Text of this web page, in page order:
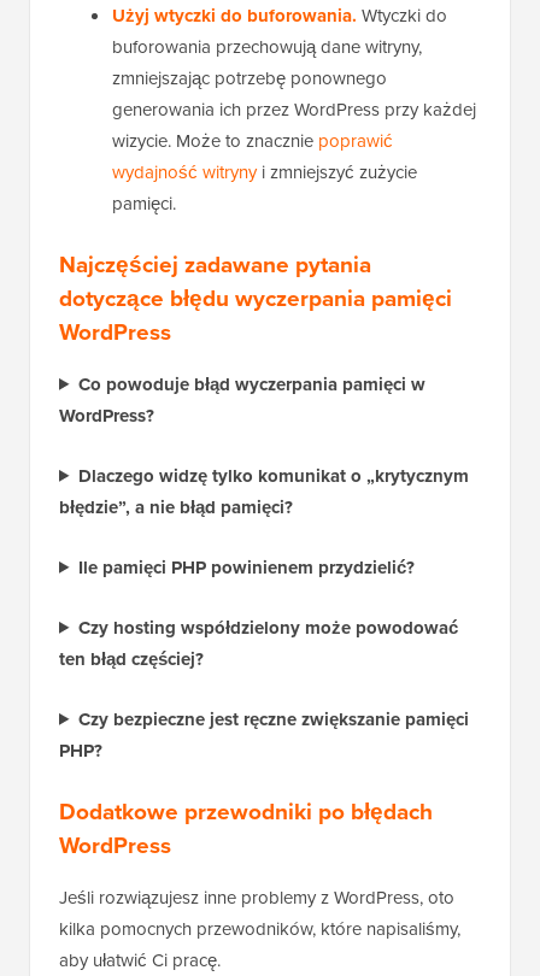
Użyj wtyczki do buforowania. Wtyczki do
buforowania przechowują dane witryny,
zmniejszając potrzebę ponownego
generowania ich przez WordPress przy każdej
wizycie. Może to znacznie poprawić
wydajność witrynyi zmniejszyć zużycie
pamięci.
Najczęściej zadawane pytania
dotyczące błędu wyczerpania pamięci
WordPress
Co powoduje błąd wyczerpania pamięci w
WordPress?
Dlaczego widzę tylko komunikat o „krytycznym
błędzie”, a nie błąd pamięci?
Ile pamięci PHP powinienem przydzielić?
Czy hosting współdzielony może powodować
ten błąd częściej?
Czy bezpieczne jest ręczne zwiększanie pamięci
PHP?
Dodatkowe przewodniki po błędach
WordPress
Jeśli rozwiązujesz inne problemy z WordPress, oto
kilka pomocnych przewodników, które napisaliśmy,
aby ułatwić Ci pracę.